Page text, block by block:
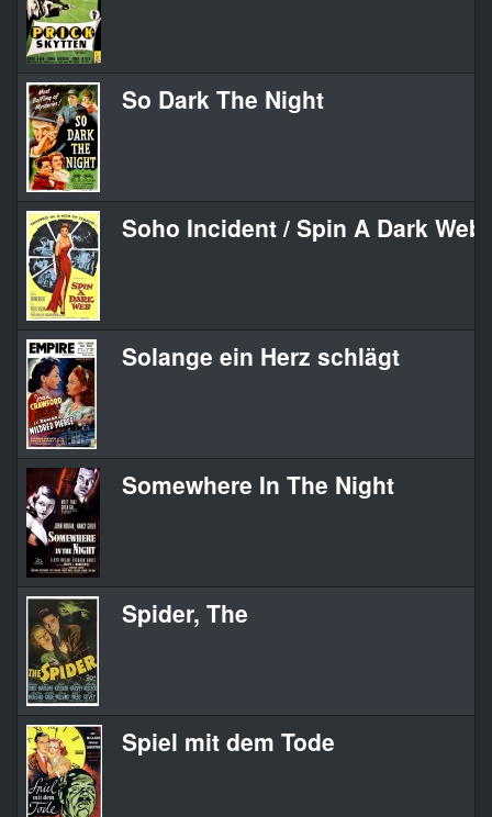
So Dark The Night
Soho Incident / Spin A Dark Web
Solange ein Herz schlägt
Somewhere In The Night
Spider, The
Spiel mit dem Tode